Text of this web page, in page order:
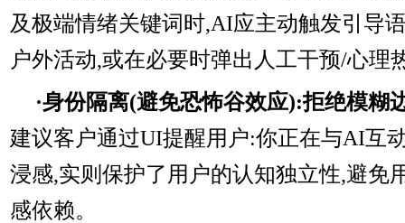
及极端情绪关键词时,AI应主动触发引导
户外活动,或在必要时弹出人工干预/心理
·身份隔离(避免恐怖谷效应):拒绝模糊
建议客户通过UI提醒用户:你正在与AI互
浸感,实则保护了用户的认知独立性,避免
感依赖。